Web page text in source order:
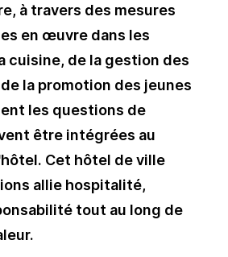
à travers des mesures
en œuvre dans les
cuisine, de la gestion des
la promotion des jeunes
les questions de
être intégrées au
Cet hôtel de ville
allie hospitalité,
tout au long de